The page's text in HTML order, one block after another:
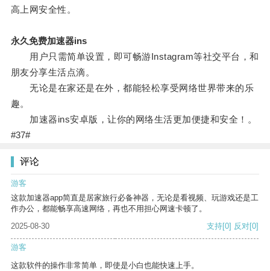
高上网安全性。
永久免费加速器ins
用户只需简单设置，即可畅游Instagram等社交平台，和
朋友分享生活点滴。
无论是在家还是在外，都能轻松享受网络世界带来的乐
趣。
加速器ins安卓版，让你的网络生活更加便捷和安全！。
#37#
评论
游客
这款加速器app简直是居家旅行必备神器，无论是看视频、玩游戏还是工
作办公，都能畅享高速网络，再也不用担心网速卡顿了。
2025-08-30
支持[0] 反对[0]
游客
这款软件的操作非常简单，即使是小白也能快速上手。